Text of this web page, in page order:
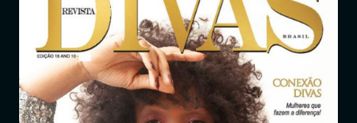
Revistas
Jornais